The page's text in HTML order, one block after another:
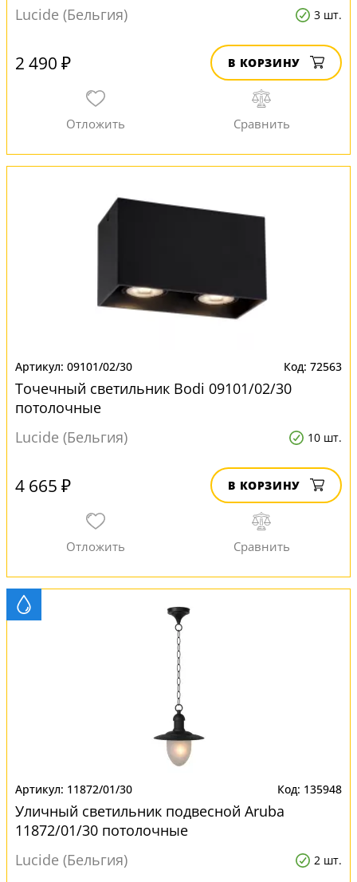
Lucide (Бельгия)
3 шт.
2 490 ₽ В КОРЗИНУ
09101/02/30 72563
Точечный светильник Bodi 09101/02/30
потолочные
Lucide (Бельгия)
10 шт.
4 665 ₽ В КОРЗИНУ
11872/01/30 135948
Уличный светильник подвесной Aruba
11872/01/30 потолочные
Lucide (Бельгия)
2 шт.